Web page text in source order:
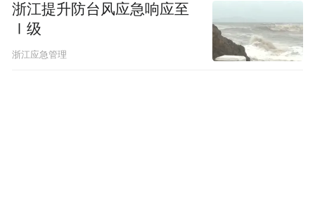
浙江提升防台风应急响应至
Ⅰ级
浙江应急管理